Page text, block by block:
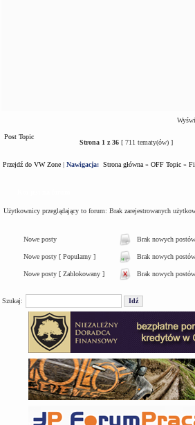
Post Topic
Strona 1 z36 [ 711 tematy(ów) ]
Przejdź do VW Zone | Nawigacja: Strona główna » OFF Topic »
Użytkownicy przeglądający to forum: Brak zarejestrowanych
Nowe posty Brak nowych postów
Nowe posty [ Popularny ] Brak nowych
Nowe posty [ Zablokowany ] Brak nowych
Szukaj: